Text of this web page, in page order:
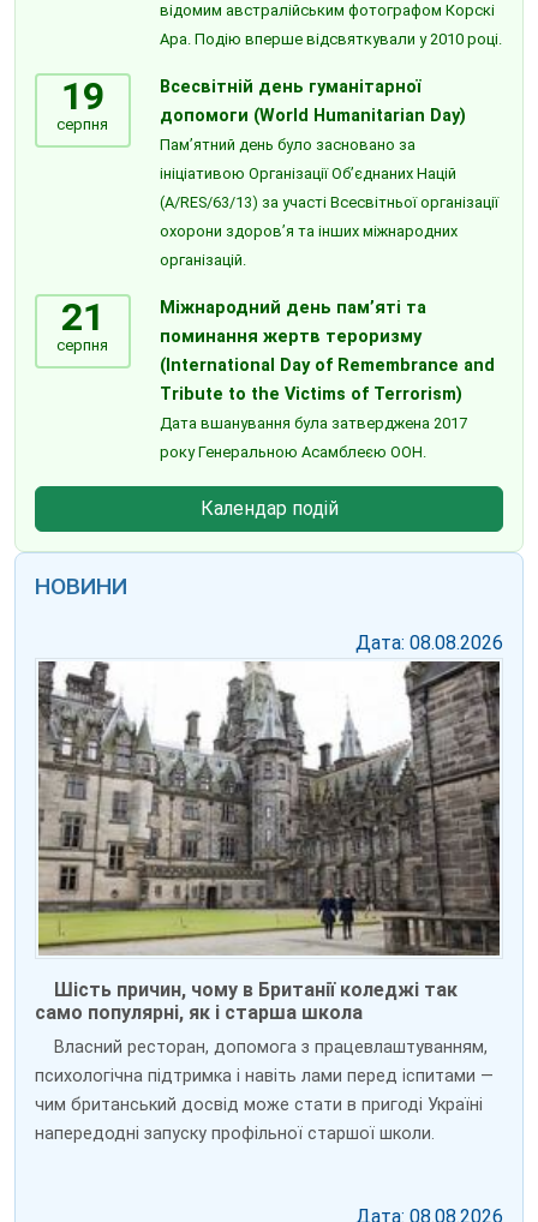
відомим австралійським фотографом Корскі
Ара. Подію вперше відсвяткували у 2010 році.
19
серпня
Всесвітній день гуманітарної
допомоги (World Humanitarian Day)
Пам’ятний день було засновано за
ініціативою Організації Об’єднаних Націй
(A/RES/63/13) за участі Всесвітньої організації
охорони здоров’я та інших міжнародних
організацій.
21
серпня
Міжнародний день пам’яті та
поминання жертв тероризму
(International Day of Remembrance and
Tribute to the Victims of Terrorism)
Дата вшанування була затверджена 2017
року Генеральною Асамблеєю ООН.
Календар подій
НОВИНИ
Дата: 08.08.2026
Шість причин, чому в Британії коледжі так
само популярні, як і старша школа
Власний ресторан, допомога з працевлаштуванням,
психологічна підтримка і навіть лами перед іспитами —
чим британський досвід може стати в пригоді Україні
напередодні запуску профільної старшої школи.
Дата: 08.08.2026